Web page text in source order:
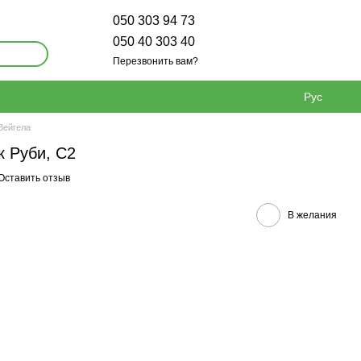
050 303 94 73
050 40 303 40
Перезвонить вам?
Рус
Руби, С2
отзыв
В желания